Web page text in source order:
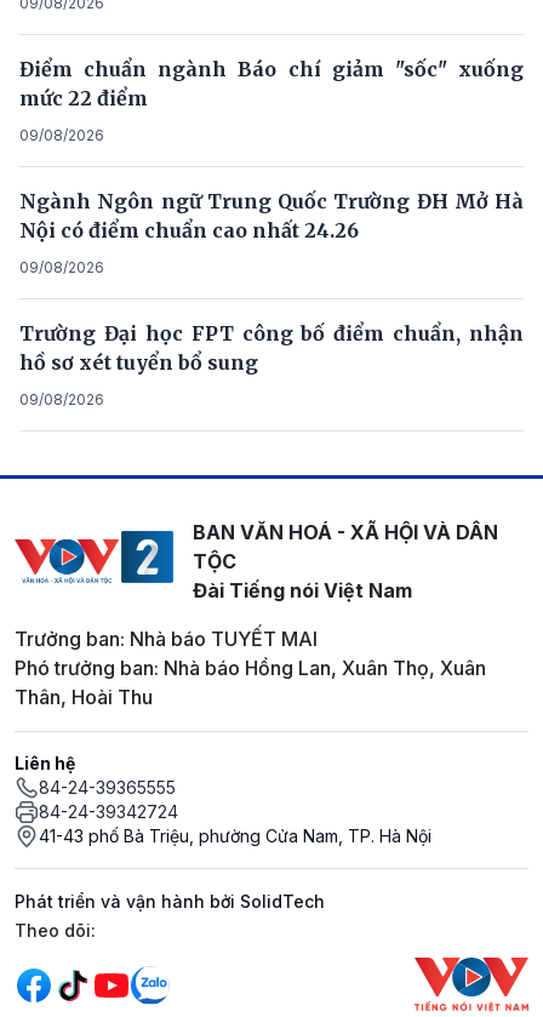
Điểm chuẩn ngành Báo chí giảm "sốc" xuống
mức 22 điểm
09/08/2026
Ngành Ngôn ngữ Trung Quốc Trường ĐH Mở Hà
Nội có điểm chuẩn cao nhất 24.26
09/08/2026
Trường Đại học FPT công bố điểm chuẩn, nhận
hồ sơ xét tuyển bổ sung
09/08/2026
BAN VĂN HOÁ - XÃ HỘI VÀ DÂN
TỘC
Đài Tiếng nói Việt Nam
Trưởng ban: Nhà báo TUYẾT MAI
Phó trưởng ban: Nhà báo Hồng Lan, Xuân Thọ, Xuân
Thân, Hoài Thu
Liên hệ
84-24-39365555
84-24-39342724
41-43 phố Bà Triệu, phường Cửa Nam, TP. Hà Nội
Phát triển và vận hành bởi SolidTech
Mạng xã hội
Theo dõi: